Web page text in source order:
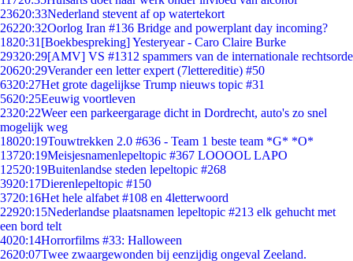
23620:33Nederland stevent af op watertekort
26220:32Oorlog Iran #136 Bridge and powerplant day incoming?
1820:31 [Boekbespreking] Yesteryear - Caro Claire Burke
29320:29[AMV] VS #1312 spammers van de internationale rechtsorde
20620:29Verander een letter expert (7lettereditie) #50
6320:27Het grote dagelijkse Trump nieuws topic #31
5620:25Eeuwig voortleven
2320:22Weer een parkeergarage dicht in Dordrecht, auto's zo snel
mogelijk weg
18020:19Touwtrekken 2.0 #636 - Team 1 beste team *G* *O*
13720:19Meisjesnamenlepeltopic #367 LOOOOL LAPO
12520:19Buitenlandse steden lepeltopic #268
3920:17Dierenlepeltopic #150
3720:16Het hele alfabet #108 en 4letterwoord
22920:15Nederlandse plaatsnamen lepeltopic #213 elk gehucht met
een bord telt
4020:14Horrorfilms #33: Halloween
2620:07Twee zwaargewonden bij eenzijdig ongeval Zeeland.